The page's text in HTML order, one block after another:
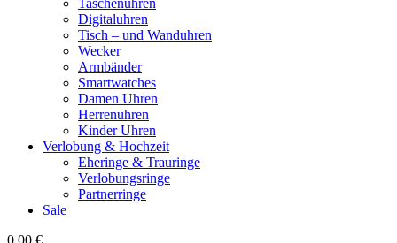
Taschenuhren
Digitaluhren
Tisch – und Wanduhren
Wecker
Armbänder
Smartwatches
Damen Uhren
Herrenuhren
Kinder Uhren
Verlobung & Hochzeit
Eheringe & Trauringe
Verlobungsringe
Partnerringe
Sale
0,00 €